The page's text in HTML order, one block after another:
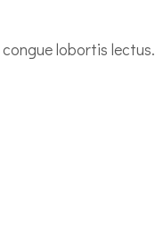
lobortis lectus.